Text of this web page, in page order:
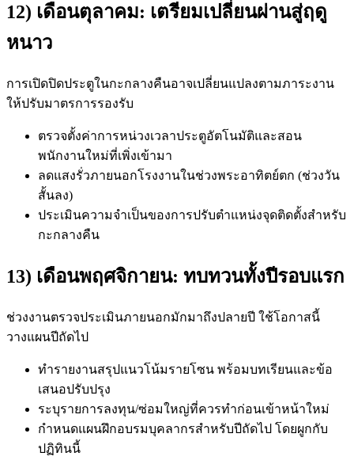
12) เดือนตุลาคม: เตรียมเปลี่ยนผ่านสู่ฤดู
หนาว
การเปิดปิดประตูในกะกลางคืนอาจเปลี่ยนแปลงตามภาระงาน
ให้ปรับมาตรการรองรับ
ตรวจตั้งค่าการหน่วงเวลาประตูอัตโนมัติและสอน
พนักงานใหม่ที่เพิ่งเข้ามา
ลดแสงรั่วภายนอกโรงงานในช่วงพระอาทิตย์ตก (ช่วงวัน
สั้นลง)
ประเมินความจำเป็นของการปรับตำแหน่งจุดติดตั้งสำหรับ
กะกลางคืน
13) เดือนพฤศจิกายน: ทบทวนทั้งปีรอบแรก
ช่วงงานตรวจประเมินภายนอกมักมาถึงปลายปี ใช้โอกาสนี้
วางแผนปีถัดไป
ทำรายงานสรุปแนวโน้มรายโซน พร้อมบทเรียนและข้อ
เสนอปรับปรุง
ระบุรายการลงทุน/ซ่อมใหญ่ที่ควรทำก่อนเข้าหน้าใหม่
กำหนดแผนฝึกอบรมบุคลากรสำหรับปีถัดไป โดยผูกกับ
ปฏิทินนี้